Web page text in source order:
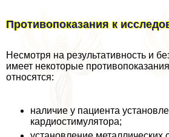
Противопоказания к
Несмотря на результативность и
имеет некоторые
относятся:
наличие у пациента
кардиостимулятора;